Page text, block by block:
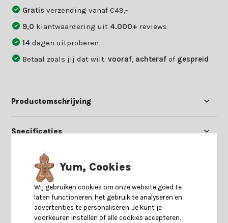
Gratisverzending vanaf €49,-
9,0 klantwaardering uit 4.000+ reviews
14dagen uitproberen
Betaal zoals jij dat wilt:vooraf achteraf of gespreid
Productomschrijving
Specificaties
Reviews Yum, Cookies
Wij gebruiken cookies om onze website goed te
laten functioneren, het gebruik te analyseren en
advertenties te personaliseren. Je kunt je
voorkeuren instellen of alle cookies accepteren.